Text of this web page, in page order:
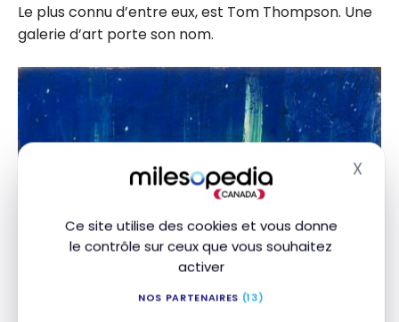
Ce site utilise des cookies et vous donne
le contrôle sur ceux que vous souhaitez
activer
NOS PARTENAIRES (13)
X
Le plus connu d’entre eux, est Tom Thompson. Une
galerie d’art porte son nom.